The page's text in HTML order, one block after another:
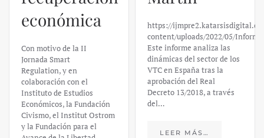
https://ijmpre2.katarsisdigital.com/wp-
content/uploads/2022/05/Informe_sobre_las_VTC.pdf
Este informe analiza las
dinámicas del sector de los
VTC en España tras la
aprobación del Real
Decreto 13/2018, a través
del…
LEER MÁS…
Silicon
Valley Bank:
un análisis
financiero –
Daniel
Fernández